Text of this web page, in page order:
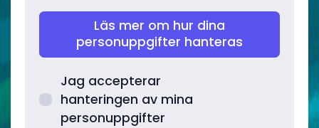
Läs mer om hur dina
personuppgifter hanteras
Jag accepterar
hanteringen av mina
personuppgifter